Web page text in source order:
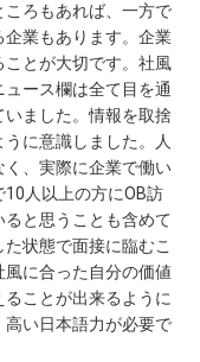
ろもあれば、一方で
業もあります。企業
とが大切です。社風
ース欄は全て目を通
ました。情報を取捨
に意識しました。人
、実際に企業で働い
人以上の方にOB訪
と思うことも含めて
状態で面接に臨むこ
に合った自分の価値
ことが出来るように
い日本語力が必要で